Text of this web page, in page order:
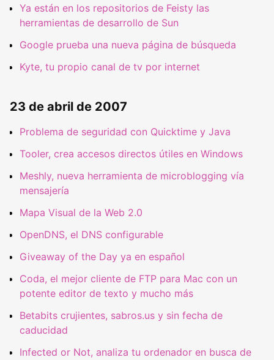
Ya están en los repositorios de Feisty las
herramientas de desarrollo de Sun
Google prueba una nueva página de búsqueda
Kyte, tu propio canal de tv por internet
23 de abril de 2007
Problema de seguridad con Quicktime y Java
Tooler, crea accesos directos útiles en Windows
Meshly, nueva herramienta de microblogging vía
mensajería
Mapa Visual de la Web 2.0
OpenDNS, el DNS configurable
Giveaway of the Day ya en español
Coda, el mejor cliente de FTP para Mac con un
potente editor de texto y mucho más
Betabits crujientes, sabros.us y sin fecha de
caducidad
Infected or Not, analiza tu ordenador en busca de